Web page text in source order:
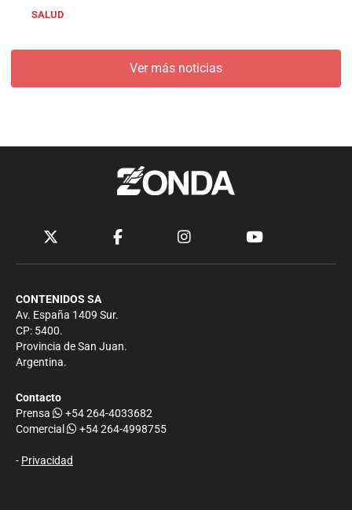
SALUD
Ver más noticias
CONTENIDOS SA
Av. España 1409 Sur.
CP: 5400.
Provincia de San Juan.
Argentina.
Contacto
Prensa
+54 264-4033682
Comercial
+54 264-4998755
- Privacidad